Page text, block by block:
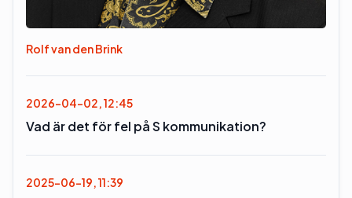
Rolf van den Brink
2026-04-02, 12:45
Vad är det för fel på S kommunikation?
2025-06-19, 11:39